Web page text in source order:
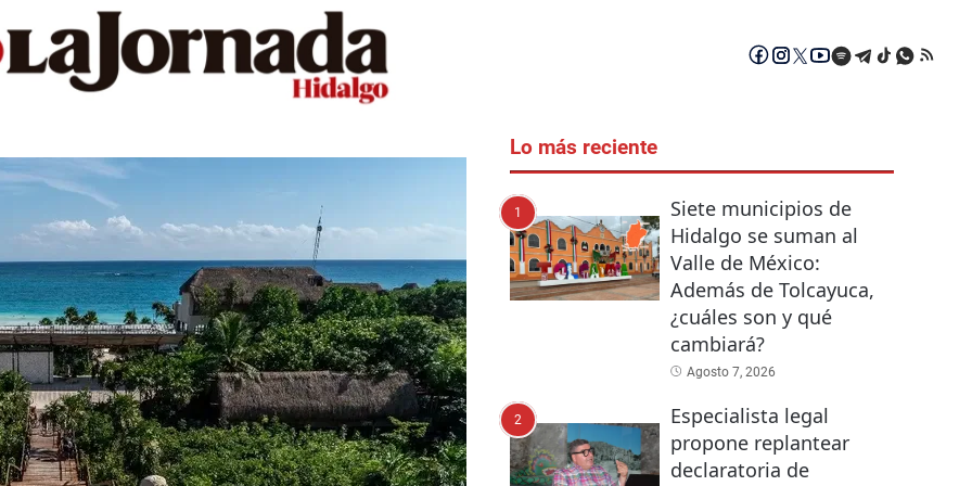
Lo más reciente
1
Siete municipios de
Hidalgo se suman al
Valle de México:
Además de Tolcayuca,
¿cuáles son y qué
cambiará?
Agosto 7, 2026
2
Especialista legal
propone replantear
declaratoria de